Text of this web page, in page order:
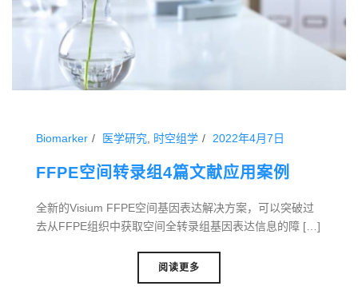
Biomarker 医学研究 时空组学 2022年4月7日
FFPE空间转录组4篇文献应用案例
全新的Visium FFPE空间基因表达解决方案，可以突破过
去从FFPE组织中获取空间全转录组基因表达信息的障 […]
阅读更多